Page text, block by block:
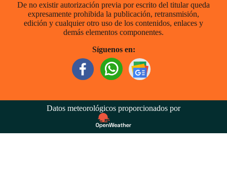
De no existir autorización previa por escrito del titular queda
expresamente prohibida la publicación, retransmisión,
edición y cualquier otro uso de los contenidos, enlaces y
demás elementos componentes.
Síguenos en:
Datos meteorológicos proporcionados por